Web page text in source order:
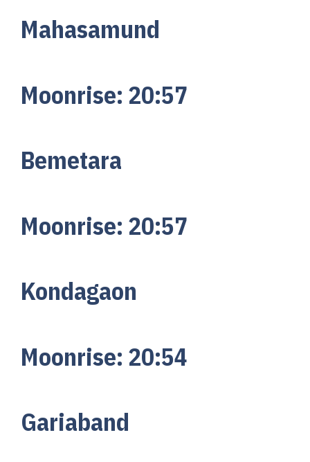
Mahasamund
Moonrise: 20:57
Bemetara
Moonrise: 20:57
Kondagaon
Moonrise: 20:54
Gariaband